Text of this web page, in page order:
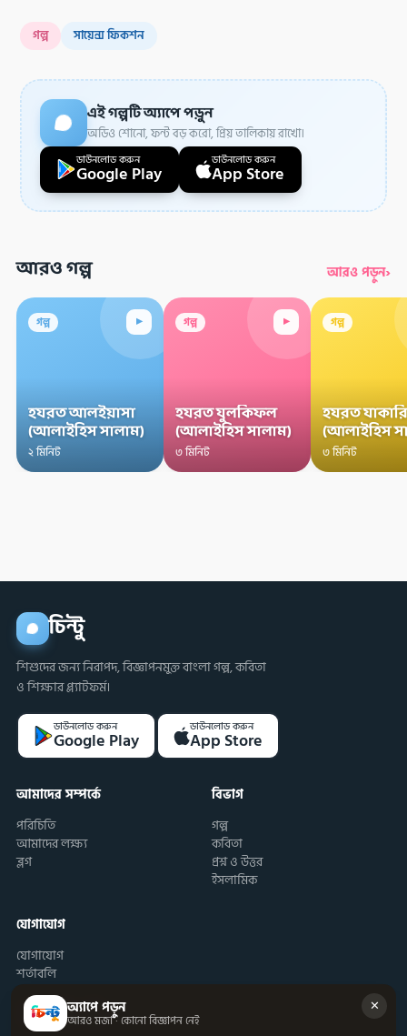
গল্প সায়েন্স ফিকশন
এই গল্পটি অ্যাপে পড়ুন
অডিও শোনো, ফন্ট বড় করো, প্রিয় তালিকায় রাখো।
ডাউনলোড করুন
Google Play
ডাউনলোড করুন
App Store
আরও গল্প আরও পড়ুন›
গল্প ▸
হযরত আলইয়াসা
(আলাইহিস সালাম)
২ মিনিট
গল্প ▸
হযরত যুলকিফল
(আলাইহিস সালাম)
৩ মিনিট
গল্প
হযরত
(আলাইহিস
৩ মিনিট
চিন্টু
শিশুদের জন্য নিরাপদ, বিজ্ঞাপনমুক্ত বাংলা গল্প, কবিতা
ও শিক্ষার প্ল্যাটফর্ম।
ডাউনলোড করুন
Google Play
ডাউনলোড করুন
App Store
আমাদের সম্পর্কে
পরিচিতি
আমাদের লক্ষ্য
ব্লগ
বিভাগ
গল্প
কবিতা
প্রশ্ন ও উত্তর
ইসলামিক
যোগাযোগ
যোগাযোগ
শর্তাবলি
✕
অ্যাপে পড়ুন
আরও মজা · কোনো বিজ্ঞাপন নেই